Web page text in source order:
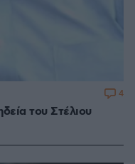
του Στέλιου
4